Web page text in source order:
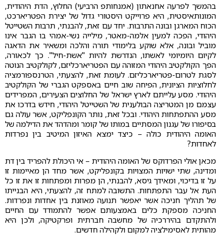
בהמשך לפרעה אחנאתון (אמנחותפ הרביעי) החלוץ, הדת היהודית,
המונותאיסטית, היא פרוייקט היסטורי גדול של יצירת הפטריארכט,
הכוח המארגן ובונה התרבות. יחד עם זאת, להבנתי, תרבות השטייטל
היהודי, הפכה למעין אלמה-מאטר, מילייה נשי-אמהי בו הגבר אינו
מוביל ובונה, אלא שוקע בלימודי תורה והלכה ומשאיר את הדאגה
לקיום היומיומי לאשתו, הנדרשת להיות "אשת-חיל". כך לכאורה,
הפך הקולקטיב היהודי המזוהה עם הפטריארכליזם, לקולקטיב הנוטה
לסגת לטרום-פטריארכליזם. לעומת זאת, להצעתי, הטרנספורמציה
לחלוציות הציונית, הפיחה שוב חיים באספקט הגברי של הקולקטיב
היהודי. מסע עלייתם לארץ ישראל של החלוצים הצעירים, המפרידים
עצמם מן המטריצה הבולענית של השטייטל היהודי, חידש בדרכו את
מסע ההתפתחות היהודי. ובכל זאת, נותר הקונפליקט, אשר עולה גם
בסיפורו של עגנון המסתיים במותו של קומר ומהדהד את הדילמה של
האומה היהודית כולה – כיצד ימצא האיזון המיטיב בין נפרדות
לאחדות?
מכאן אולי הפרדוקס של האומה היהודית – אי היכולת להפריד בין דת
ומדינה, שתי ישויות המצויות בקונפליקט, אשר מחד הן מאיימות זו
על זו בדיכוי, ומאידך גיסא, להבנתי, הן מפרות ומפתחות זו את זו כל
העת אל עבר התפתחות. התשובה למתח זה, להצעתי, היא הבנייתו
של תהליך חניכה אשר יאפשר תנועה מאוזנת בין אחדות ונפרדות.
החניכה מספקת כלים באמצעותם אפשר להתמודד עם החיים
ולהתקדם בהיררכיה של מחשבה חברתית ופרקטיקה, ולכן היא
מהותית לאסימילציה למקום ולקהילה חדשים.